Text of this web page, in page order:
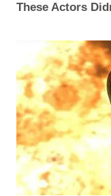
These Actors